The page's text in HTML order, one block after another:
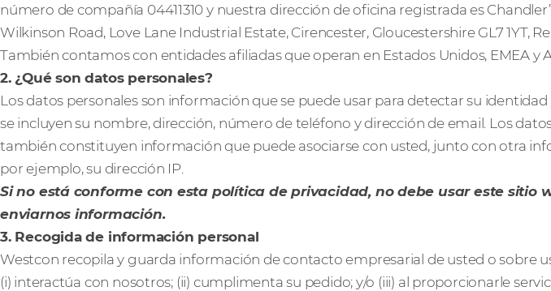
número de compañía 04411310 y nuestra dirección de oficina registrada es
Wilkinson Road, Love Lane Industrial Estate, Cirencester, Gloucestershire GL7 1YT,
También contamos con entidades afiliadas que operan en Estados Unidos, EMEA y
2. ¿Qué son datos personales?
Los datos personales son información que se puede usar para detectar su identidad
se incluyen su nombre, dirección, número de teléfono y dirección de email. Los
también constituyen información que puede asociarse con usted, junto con otra
por ejemplo, su dirección IP.
Si no está conforme con esta política de privacidad, no debe usar este sitio
enviarnos información.
3. Recogida de información personal
Westcon recopila y guarda información de contacto empresarial de usted o sobre
(i) interactúa con nosotros; (ii) cumplimenta su pedido; y/o (iii) al proporcionarle